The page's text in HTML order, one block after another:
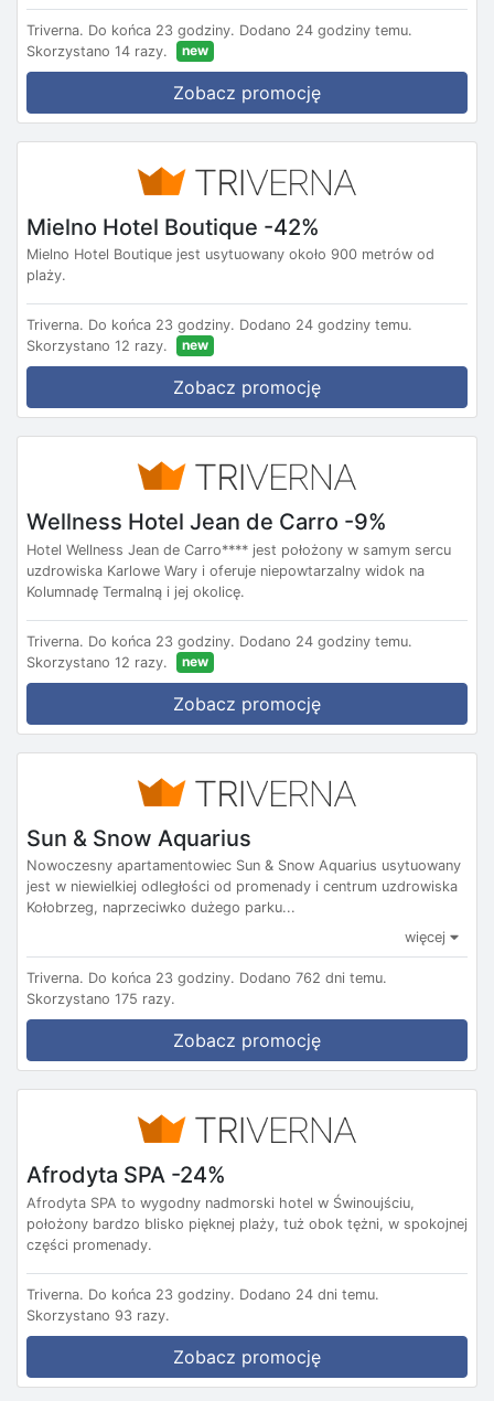
Triverna. Do końca 23 godziny. Dodano 24 godziny temu.
Skorzystano 14 razy.
new
Zobacz promocję
Mielno Hotel Boutique -42%
Mielno Hotel Boutique jest usytuowany około 900 metrów od
plaży.
Triverna. Do końca 23 godziny. Dodano 24 godziny temu.
Skorzystano 12 razy.
new
Zobacz promocję
Wellness Hotel Jean de Carro -9%
Hotel Wellness Jean de Carro**** jest położony w samym sercu
uzdrowiska Karlowe Wary i oferuje niepowtarzalny widok na
Kolumnadę Termalną i jej okolicę.
Triverna. Do końca 23 godziny. Dodano 24 godziny temu.
Skorzystano 12 razy.
new
Zobacz promocję
Sun & Snow Aquarius
Nowoczesny apartamentowiec Sun & Snow Aquarius usytuowany
jest w niewielkiej odległości od promenady i centrum uzdrowiska
Kołobrzeg, naprzeciwko dużego parku...
więcej
Triverna. Do końca 23 godziny. Dodano 762 dni temu.
Skorzystano 175 razy.
Zobacz promocję
Afrodyta SPA -24%
Afrodyta SPA to wygodny nadmorski hotel w Świnoujściu,
położony bardzo blisko pięknej plaży, tuż obok tężni, w spokojnej
części promenady.
Triverna. Do końca 23 godziny. Dodano 24 dni temu.
Skorzystano 93 razy.
Zobacz promocję